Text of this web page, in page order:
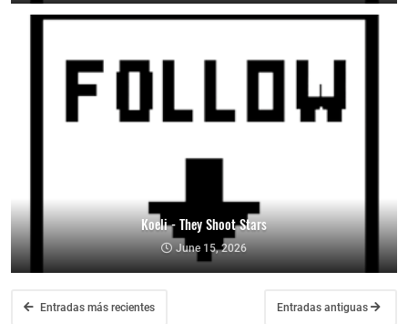
Koeli - They Shoot Stars
June 15, 2026
Entradas más recientes Entradas antiguas